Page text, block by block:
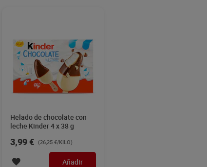
Helado de chocolate con
leche Kinder 4 x 38 g
3,99 € (26,25 €/KILO)
Añadir